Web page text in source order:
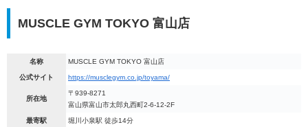
MUSCLE GYM TOKYO 富山店
名称 MUSCLE GYM TOKYO 富山店
公式サイト https://musclegym.co.jp/toyama/
所在地
〒939-8271
富山県富山市太郎丸西町2-6-12-2F
最寄駅 堀川小泉駅 徒歩14分